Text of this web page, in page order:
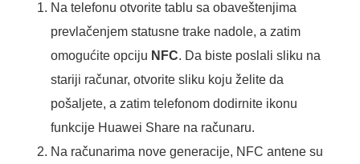
Na telefonu otvorite tablu sa obaveštenjima
prevlačenjem statusne trake nadole, a zatim
omogućite opciju NFC. Da biste poslali sliku na
stariji računar, otvorite sliku koju želite da
pošaljete, a zatim telefonom dodirnite ikonu
funkcije Huawei Share na računaru.
Na računarima nove generacije, NFC antene su